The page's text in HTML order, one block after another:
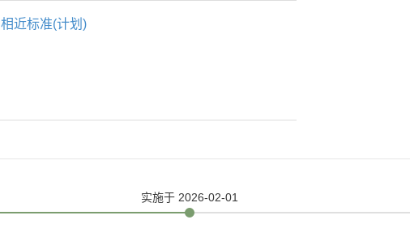
相近标准(计划)
实施于 2026-02-01